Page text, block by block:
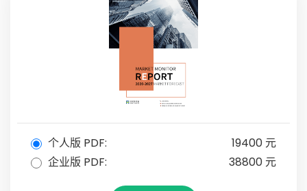
个人版 PDF:
19400 元
企业版 PDF:
38800 元